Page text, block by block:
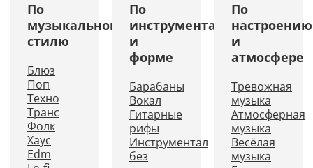
По
музыкальному
стилю
Блюз
Поп
Техно
Транс
Фолк
Хаус
Edm
По
инструментам
и
форме
Барабаны
Вокал
Гитарные
рифы
Инструментал
без
По
настроению
и
атмосфере
Тревожная
музыка
Атмосферная
музыка
Весёлая
музыка